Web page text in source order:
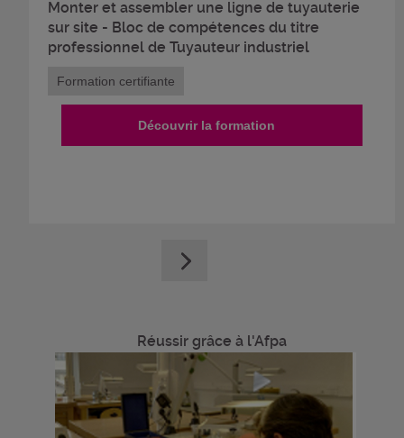
Monter et assembler une ligne de tuyauterie
sur site - Bloc de compétences du titre
professionnel de Tuyauteur industriel
Formation certifiante
Découvrir la formation
Réussir grâce à l'Afpa